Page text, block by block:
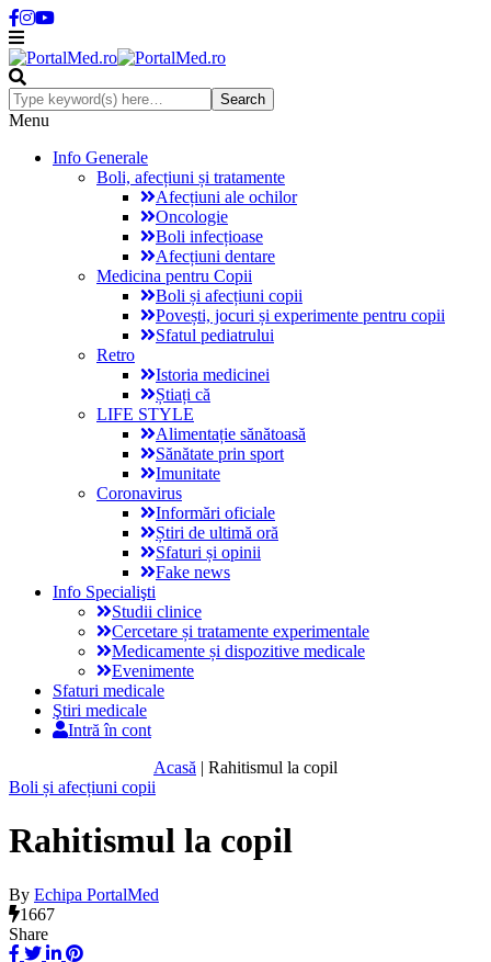
Menu
Info Generale
Boli, afecțiuni și tratamente
Afecțiuni ale ochilor
Oncologie
Boli infecțioase
Afecțiuni dentare
Medicina pentru Copii
Boli și afecțiuni copii
Povești, jocuri și experimente pentru copii
Sfatul pediatrului
Retro
Istoria medicinei
Știați că
LIFE STYLE
Alimentație sănătoasă
Sănătate prin sport
Imunitate
Coronavirus
Informări oficiale
Știri de ultimă oră
Sfaturi și opinii
Fake news
Info Specialişti
Studii clinice
Cercetare și tratamente experimentale
Medicamente și dispozitive medicale
Evenimente
Sfaturi medicale
Ştiri medicale
Intră în cont
Acasă | Rahitismul la copil
Boli și afecțiuni copii
Rahitismul la copil
By Echipa PortalMed
1667
Share